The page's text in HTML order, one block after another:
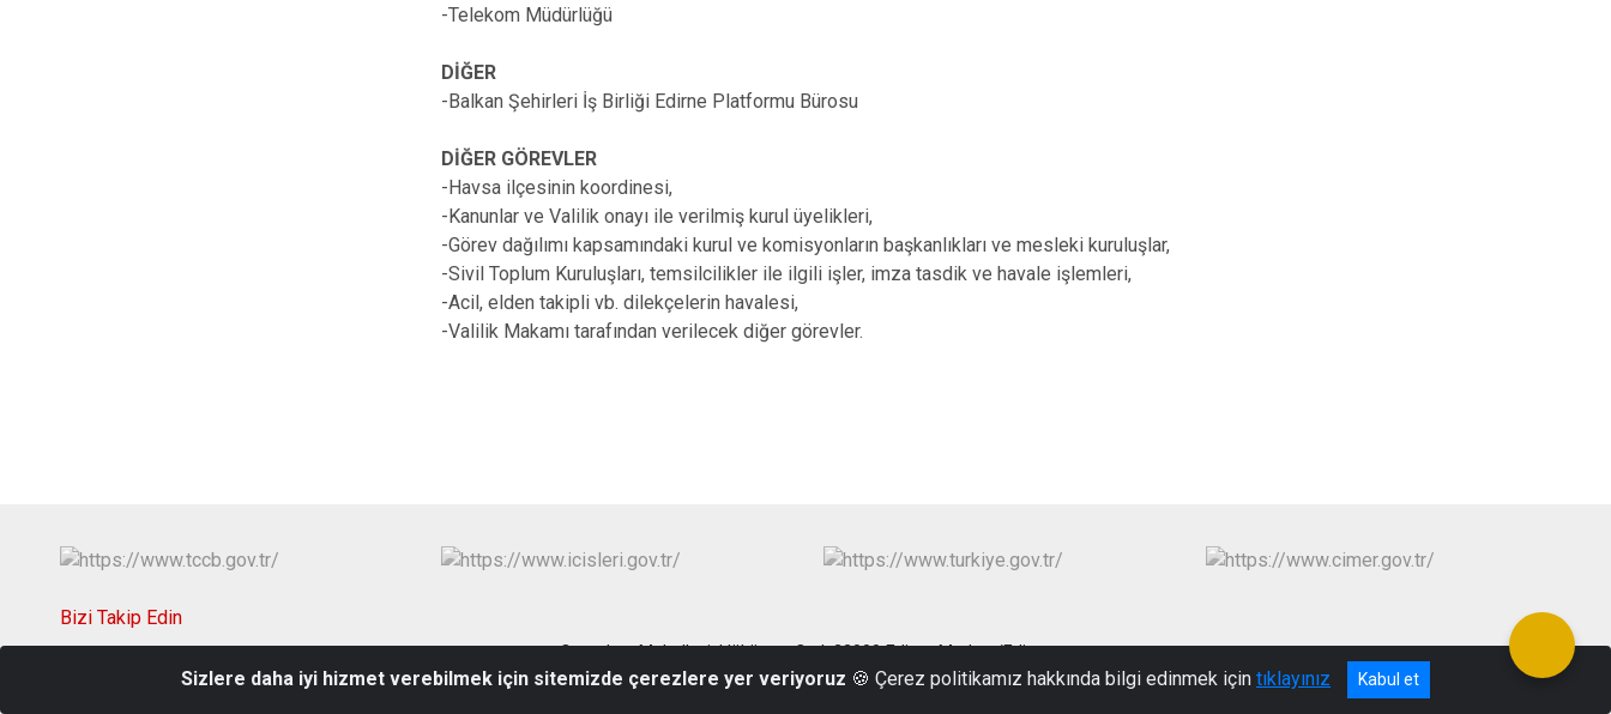
-Telekom Müdürlüğü
DİĞER
-Balkan Şehirleri İş Birliği Edirne Platformu Bürosu
DİĞER GÖREVLER
-Havsa ilçesinin koordinesi,
-Kanunlar ve Valilik onayı ile verilmiş kurul üyelikleri,
-Görev dağılımı kapsamındaki kurul ve komisyonların başkanlıkları ve mesleki kuruluşlar,
-Sivil Toplum Kuruluşları, temsilcilikler ile ilgili işler, imza tasdik ve havale işlemleri,
-Acil, elden takipli vb. dilekçelerin havalesi,
-Valilik Makamı tarafından verilecek diğer görevler.
Bizi Takip Edin
Çavuşbey Mahallesi, Hükümet Cad. 22000 Edirne Merkez/Edirne
0284 213 91 84
Sizlere daha iyi hizmet verebilmek için sitemizde çerezlere yer veriyoruz 🍪 Çerez politikamız hakkında bilgi edinmek için tıklayınız Kabul et